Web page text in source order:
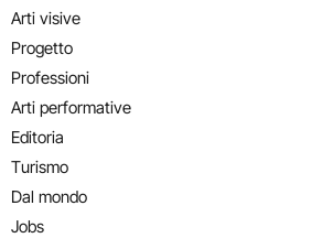
Arti visive
Progetto
Professioni
Arti performative
Editoria
Turismo
Dal mondo
Jobs